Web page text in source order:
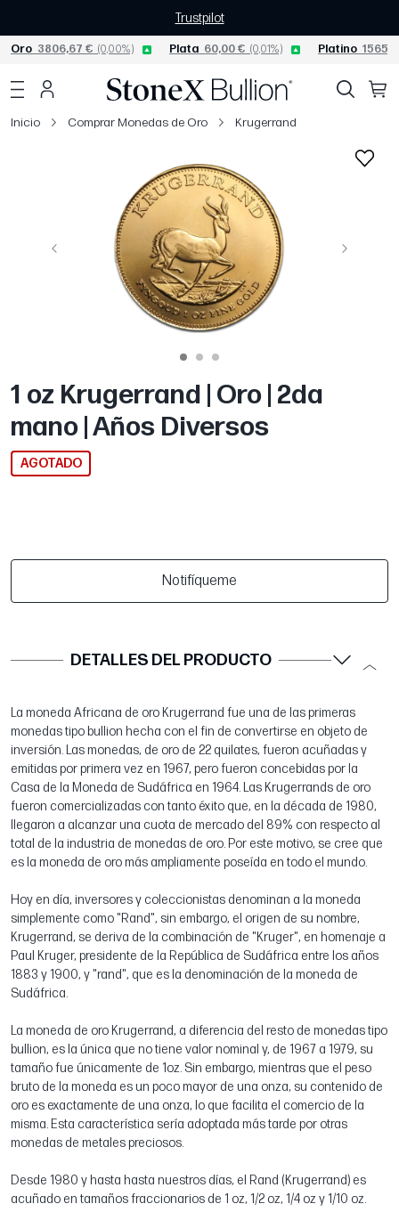
Trustpilot
Oro 3806,67 € (0,00%) Plata 60,00 € (0,01%) Platino
Inicio Comprar Monedas de Oro Krugerrand
Página anterior Siguiente
1 oz Krugerrand | Oro | 2da
mano | Años Diversos
AGOTADO
Notifíqueme
DETALLES DEL PRODUCTO
La moneda Africana de oro Krugerrand fue una de las primeras
monedas tipo bullion hecha con el fin de convertirse en objeto de
inversión. Las monedas, de oro de 22 quilates, fueron acuñadas y
emitidas por primera vez en 1967, pero fueron concebidas por la
Casa de la Moneda de Sudáfrica en 1964. Las Krugerrands de oro
fueron comercializadas con tanto éxito que, en la década de 1980,
llegaron a alcanzar una cuota de mercado del 89% con respecto al
total de la industria de monedas de oro. Por este motivo, se cree que
es la moneda de oro más ampliamente poseída en todo el mundo.
Hoy en día, inversores y coleccionistas denominan a la moneda
simplemente como "Rand", sin embargo, el origen de su nombre,
Krugerrand, se deriva de la combinación de "Kruger", en homenaje a
Paul Kruger, presidente de la República de Sudáfrica entre los años
1883 y 1900, y "rand", que es la denominación de la moneda de
Sudáfrica.
La moneda de oro Krugerrand, a diferencia del resto de monedas tipo
bullion, es la única que no tiene valor nominal y, de 1967 a 1979, su
tamaño fue únicamente de 1oz. Sin embargo, mientras que el peso
bruto de la moneda es un poco mayor de una onza, su contenido de
oro es exactamente de una onza, lo que facilita el comercio de la
misma. Esta característica sería adoptada más tarde por otras
monedas de metales preciosos.
Desde 1980 y hasta hasta nuestros días, el Rand (Krugerrand) es
acuñado en tamaños fraccionarios de 1 oz, 1/2 oz, 1/4 oz y 1/10 oz.